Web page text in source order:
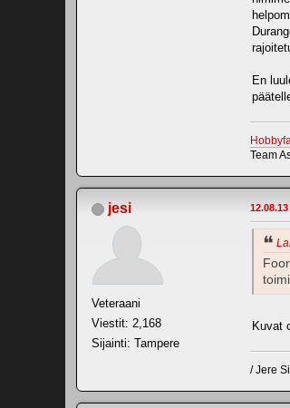
En
Team
jesi
Veteraani
Viestit: 2,168
Sijainti: Tampere
Kuvat
/ Jere